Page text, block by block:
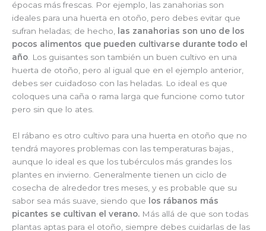
épocas más frescas. Por ejemplo, las zanahorias son
ideales para una huerta en otoño, pero debes evitar que
sufran heladas; de hecho,
las zanahorias son uno de los
pocos alimentos que pueden cultivarse durante todo el
año . Los guisantes son también un buen cultivo en una
huerta de otoño, pero al igual que en el ejemplo anterior,
debes ser cuidadoso con las heladas. Lo ideal es que
coloques una caña o rama larga que funcione como tutor
pero sin que lo ates.
El rábano es otro cultivo para una huerta en otoño que no
tendrá mayores problemas con las temperaturas bajas.,
aunque lo ideal es que los tubérculos más grandes los
plantes en invierno. Generalmente tienen un ciclo de
cosecha de alrededor tres meses, y es probable que su
sabor sea más suave, siendo que
los rábanos más
picantes se cultivan el verano. Más allá de que son todas
plantas aptas para el otoño, siempre debes cuidarlas de las